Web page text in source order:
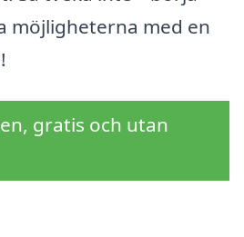
möjligheterna med en
gratis och utan